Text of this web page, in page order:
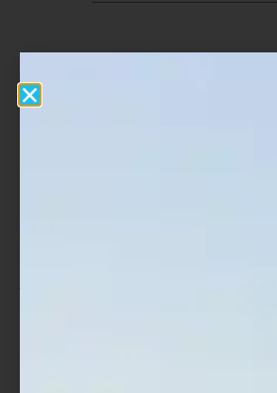
Prodotti Correlati
Ami Trabucco Akura 910N